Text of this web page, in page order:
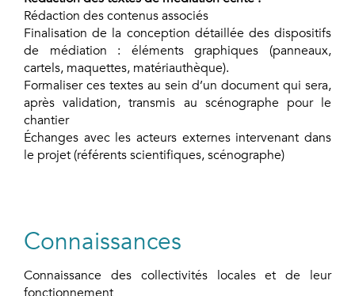
Rédaction des contenus associés
Finalisation de la conception détaillée des dispositifs
de médiation : éléments graphiques (panneaux,
cartels, maquettes, matériauthèque).
Formaliser ces textes au sein d’un document qui sera,
après validation, transmis au scénographe pour le
chantier
Échanges avec les acteurs externes intervenant dans
le projet (référents scientifiques, scénographe)
Connaissances
Connaissance des collectivités locales et de leur